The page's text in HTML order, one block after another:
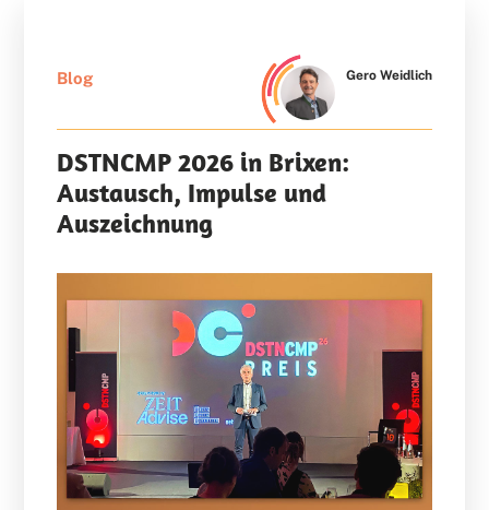
Blog Gero Weidlich
DSTNCMP 2026 in Brixen:
Austausch, Impulse und
Auszeichnung